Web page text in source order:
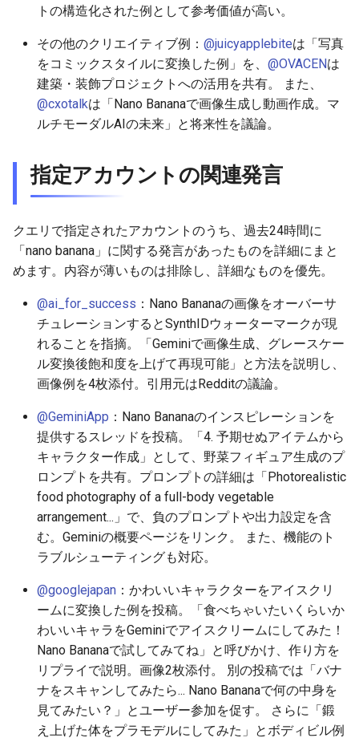
2026-06-12
2026-06-11
2026-06-10
2026-06-09
2026-06-08
2026-06-06
2026-06-05
2026-06-04
2026-06-03
2026-06-01
2026-05-31
2026-05-30
2026-05-29
2026-05-28
2026-05-27
2026-05-26
2026-05-25
2025-11-27
2025-11-26
2025-11-25
2025-11-24
2025-11-23
2025-11-21
2025-11-20
2025-11-19
2025-11-18
2025-11-16
2025-11-15
2025-11-14
2025-11-13
2025-11-12
2025-11-11
2025-11-10
2025-11-09
2026-06-12
2026-06-11
2026-06-10
2026-06-09
2026-06-08
2026-06-06
2026-06-05
2026-06-04
2026-06-03
2026-06-01
2026-05-31
2026-05-30
2026-05-29
2026-05-28
2026-05-27
2026-05-26
2026-05-25
2025-11-27
2025-11-26
2025-11-25
2025-11-24
2025-11-23
2025-11-21
2025-11-20
2025-11-19
2025-11-18
2025-11-16
2025-11-15
2025-11-14
2025-11-13
2025-11-12
2025-11-11
2025-11-10
2025-11-09
2026-06-09
2026-06-08
2026-06-07
2026-06-06
2026-06-05
2026-06-04
2026-06-03
2026-06-02
2026-06-01
2026-05-31
2026-05-29
2026-05-28
2026-05-27
2026-05-26
2026-05-25
2026-05-24
2026-05-23
2026-05-22
2026-06-10
2026-06-09
2026-06-07
2026-06-06
2026-06-05
2026-06-03
2026-06-02
2026-05-31
2026-05-30
2026-05-28
2026-05-27
2026-05-26
2026-05-25
2026-05-24
2026-05-23
2026-05-22
2026-05-21
2025-11-27
2025-11-26
2025-11-25
2025-11-24
2025-11-23
2025-11-21
2025-11-20
2025-11-19
2025-11-18
2025-11-16
2025-11-15
2025-11-14
2025-11-13
2025-11-12
2025-11-11
2025-11-10
2025-11-09
2026-06-12
2026-06-11
2026-06-10
2026-06-09
2026-06-08
2026-06-06
2026-06-05
2026-06-04
2026-06-03
2026-06-01
2026-05-31
2026-05-30
2026-05-29
2026-05-28
2026-05-27
2026-05-26
2026-05-25
2026-06-06
2026-06-05
2026-06-04
2026-06-03
2026-06-02
2026-05-31
2026-05-30
トの構造化された例として参考価値が高い。
その他のクリエイティブ例： @juicyapplebiteは「写真
をコミックスタイルに変換した例」を、 @OVACENは
建築・装飾プロジェクトへの活用を共有。 また、
@cxotalkは「Nano Bananaで画像生成し動画作成。マ
ルチモーダルAIの未来」と将来性を議論。
指定アカウントの関連発言
クエリで指定されたアカウントのうち、過去24時間に
「nano banana」に関する発言があったものを詳細にまと
めます。内容が薄いものは排除し、詳細なものを優先。
@ai_for_success ：Nano Bananaの画像をオーバーサ
チュレーションするとSynthIDウォーターマークが現
れることを指摘。「Geminiで画像生成、グレースケー
ル変換後飽和度を上げて再現可能」と方法を説明し、
画像例を4枚添付。引用元はRedditの議論。
@GeminiApp ：Nano Bananaのインスピレーションを
提供するスレッドを投稿。「4. 予期せぬアイテムから
キャラクター作成」として、野菜フィギュア生成のプ
ロンプトを共有。プロンプトの詳細は「Photorealistic
food photography of a full-body vegetable
arrangement...」で、負のプロンプトや出力設定を含
む。Geminiの概要ページをリンク。 また、機能のト
ラブルシューティングも対応。
@googlejapan ：かわいいキャラクターをアイスクリ
ームに変換した例を投稿。「食べちゃいたいくらいか
わいいキャラをGeminiでアイスクリームにしてみた！
Nano Bananaで試してみてね」と呼びかけ、作り方を
リプライで説明。画像2枚添付。 別の投稿では「バナ
ナをスキャンしてみたら... Nano Bananaで何の中身を
見てみたい？」とユーザー参加を促す。 さらに「鍛
え上げた体をプラモデルにしてみた」とボディビル例